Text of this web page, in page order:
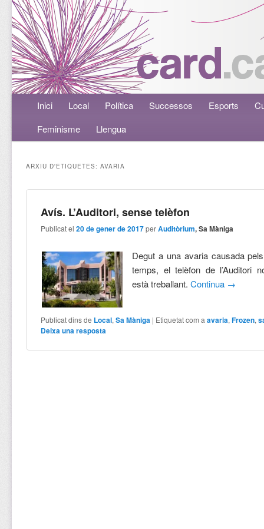
Menú principalAneu al contingut principal
Aneu al contingut secundari
Inici Local Política Successos Esports
Feminisme
Llengua
ARXIU D'ETIQUETES:AVARIA
Avís. L’Auditori, sense telèfon
Publicat el20 de gener de 2017 perAuditòrium, Sa Màniga
Degut a una avaria causada
temps, el telèfon de l’Auditori
està treballant.Continua →
Publicat dins de Local,Sa Màniga | Etiquetat com a avaria,Frozen,
Deixa una resposta